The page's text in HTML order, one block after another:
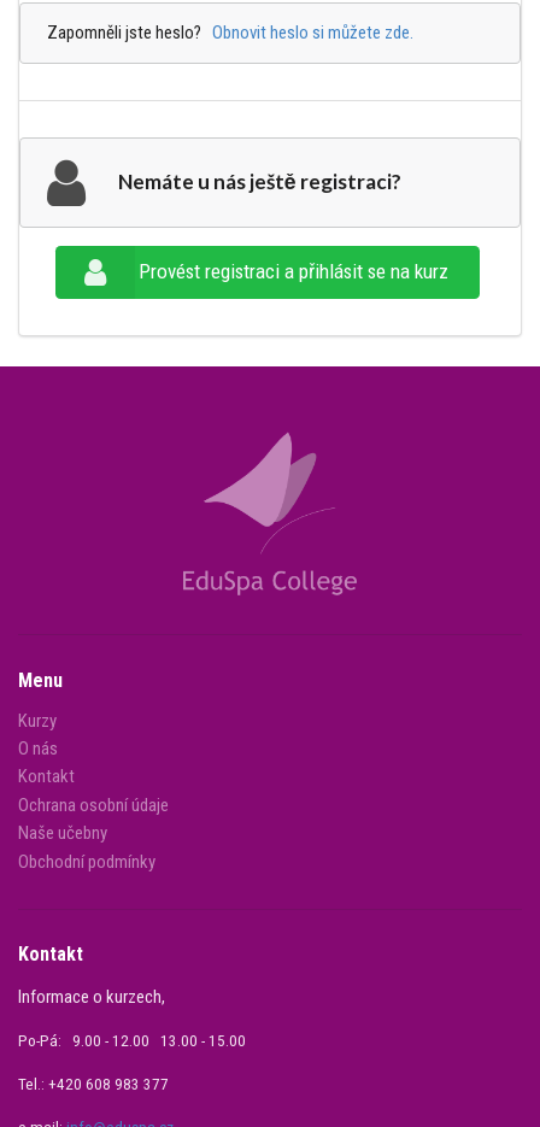
Zapomněli jste heslo? Obnovit heslo si můžete zde.
Nemáte u nás ještě registraci?
Provést registraci a přihlásit se na kurz
Menu
Kurzy
O nás
Kontakt
Ochrana osobní údaje
Naše učebny
Obchodní podmínky
Kontakt
Informace o kurzech,
Po-Pá: 9.00 - 12.00 13.00 - 15.00
Tel.: +420 608 983 377